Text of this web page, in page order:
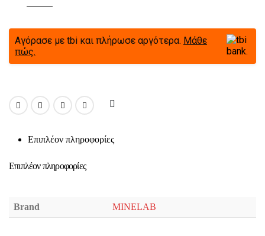
Αγόρασε με tbi και πλήρωσε αργότερα. Μάθε
πώς.
Επιπλέον πληροφορίες
Επιπλέον πληροφορίες
Brand MINELAB